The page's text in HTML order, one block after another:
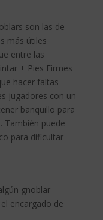
son las de
más útiles
entre las
+ Pies Firmes
hacer faltas
jugadores con un
banquillo para
También puede
para dificultar
gnoblar
encargado de